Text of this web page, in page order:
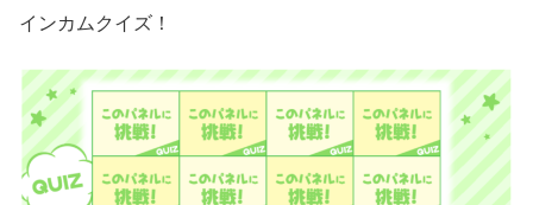
インカムクイズ！